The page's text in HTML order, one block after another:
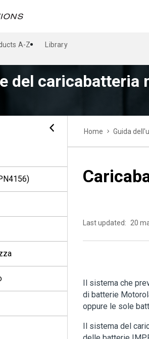
A-Z Library
del caricabatteria
Home Guida
Last updated: 20
Il sistema che
di batterie
oppure le sole
Il sistema del